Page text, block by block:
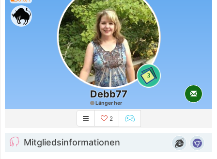
3
Debb77
Länger her
2
Mitgliedsinformationen